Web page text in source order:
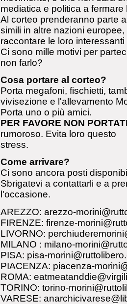
mediatica e politica a fermare
Al corteo prenderanno parte
simili in altre nazioni
raccontare le loro
Ci sono mille motivi per
non farlo?
Cosa portare al corteo?
Porta megafoni, fischietti,
vivisezione e l'allevamento
Porta uno o più amici.
PER FAVORE NON
rumoroso. Evita loro questo
stress.
Come arrivare?
Ci sono ancora posti
Sbrigatevi a contattarli e a
l'occasione.
AREZZO: arezzo-
FIRENZE: firenze-
LIVORNO:
MILANO : milano-
PISA: pisa-
PIACENZA: piacenza-
ROMA:
TORINO: torino-
VARESE: